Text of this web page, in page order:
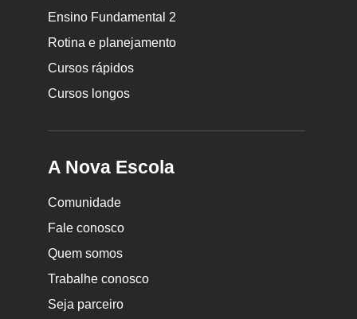
Ensino Fundamental 2
Rotina e planejamento
Cursos rápidos
Cursos longos
A Nova Escola
Comunidade
Fale conosco
Quem somos
Trabalhe conosco
Seja parceiro